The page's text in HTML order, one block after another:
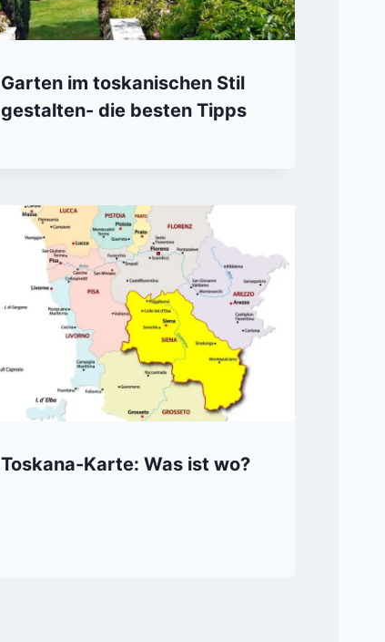
Garten im toskanischen Stil
gestalten- die besten Tipps
Toskana-Karte: Was ist wo?